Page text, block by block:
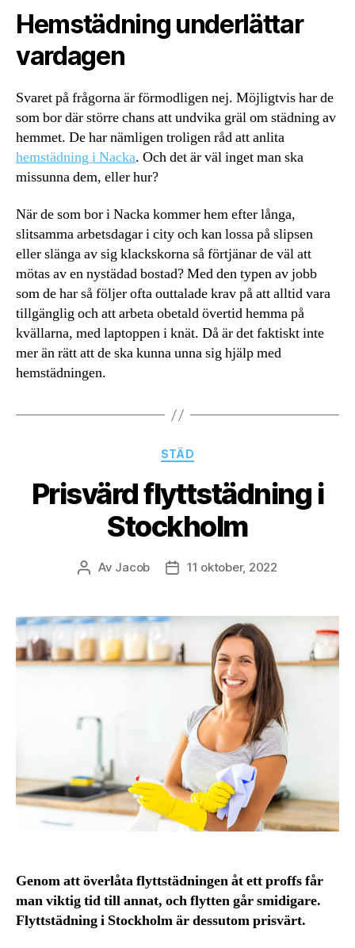
Hemstädning underlättar
vardagen
Svaret på frågorna är förmodligen nej. Möjligtvis har de
som bor där större chans att undvika gräl om städning av
hemmet. De har nämligen troligen råd att anlita
hemstädning i Nacka. Och det är väl inget man ska
missunna dem, eller hur?
När de som bor i Nacka kommer hem efter långa,
slitsamma arbetsdagar i city och kan lossa på slipsen
eller slänga av sig klackskorna så förtjänar de väl att
mötas av en nystädad bostad? Med den typen av jobb
som de har så följer ofta outtalade krav på att alltid vara
tillgänglig och att arbeta obetald övertid hemma på
kvällarna, med laptoppen i knät. Då är det faktiskt inte
mer än rätt att de ska kunna unna sig hjälp med
hemstädningen.
Kategorier
STÄD
Prisvärd flyttstädning i
Stockholm
Inläggsförfattare
Av Jacob Inläggsdatum
11 oktober, 2022
Genom att överlåta flyttstädningen åt ett proffs får
man viktig tid till annat, och flytten går smidigare.
Flyttstädning i Stockholm är dessutom prisvärt.